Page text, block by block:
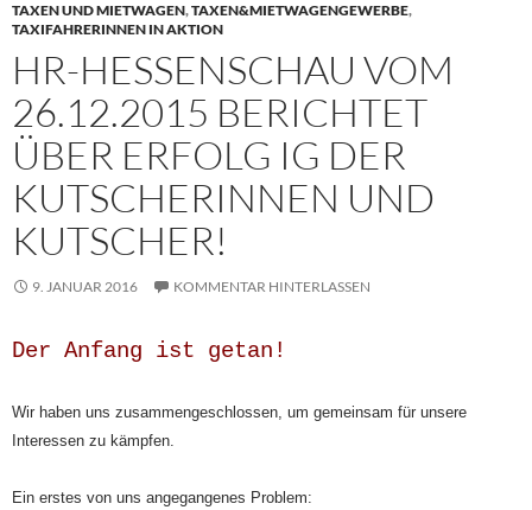
TAXEN UND MIETWAGEN,TAXEN&MIETWAGENGEWERBE,
TAXIFAHRERINNEN IN AKTION
HR-HESSENSCHAU VOM
26.12.2015 BERICHTET
ÜBER ERFOLG IG DER
KUTSCHERINNEN UND
KUTSCHER!
9. JANUAR 2016 KOMMENTAR HINTERLASSEN
Der Anfang ist getan!
Wir haben uns zusammengeschlossen, um gemeinsam für unsere
Interessen zu kämpfen.
Ein erstes von uns angegangenes Problem: